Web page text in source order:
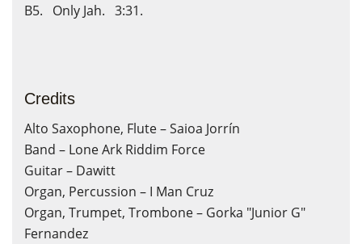
B5. Only Jah. 3:31.
Credits
Alto Saxophone, Flute – Saioa Jorrín
Band – Lone Ark Riddim Force
Guitar – Dawitt
Organ, Percussion – I Man Cruz
Organ, Trumpet, Trombone – Gorka "Junior G"
Fernandez